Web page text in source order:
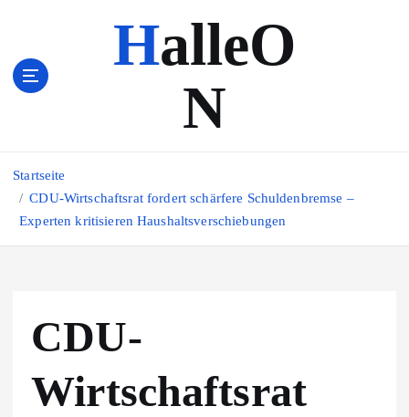
HalleO
N
Startseite
CDU-Wirtschaftsrat fordert schärfere Schuldenbremse –
Experten kritisieren Haushaltsverschiebungen
CDU-
Wirtschaftsrat